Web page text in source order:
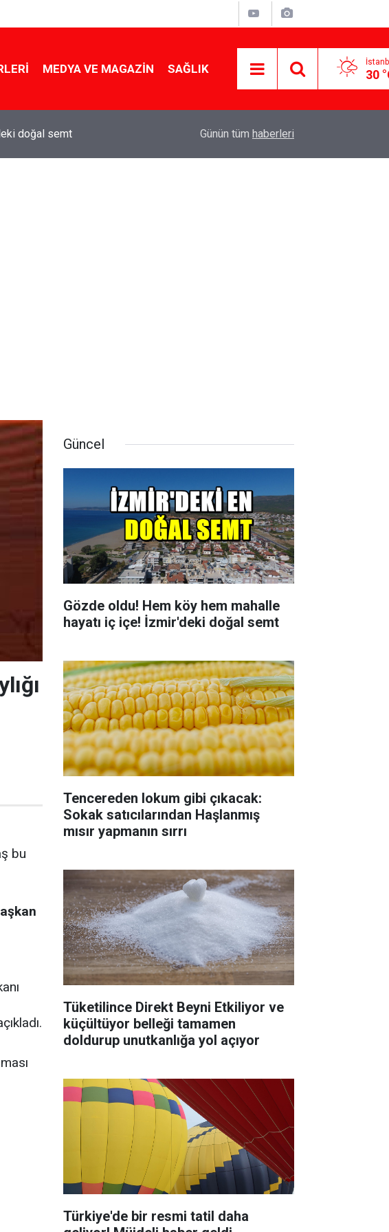
MEDYA VE MAGAZIN SAĞLIK 30
doğal semt
yapmanın sırrı
Günün tüm haberleri
bu
Güncel
Gözde oldu! Hem köy hem mahalle
hayatı iç içe! İzmir'deki doğal semt
Tencereden lokum gibi çıkacak:
Sokak satıcılarından Haşlanmış
mısır yapmanın sırrı
Tüketilince Direkt Beyni Etkiliyor ve
küçültüyor belleği tamamen
doldurup unutkanlığa yol açıyor
Türkiye'de bir resmi tatil daha